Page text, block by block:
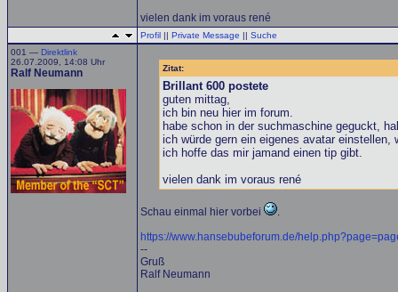
vielen dank im voraus rené
Profil || Private Message || Suche
001 — Direktlink
26.07.2009, 14:08 Uhr
Ralf Neumann Zitat:
Brillant 600 postete
guten mittag,
ich bin neu hier im forum.
habe schon in der suchmaschine geguckt,
ich würde gern ein eigenes avatar
ich hoffe das mir jamand einen tip gibt.
vielen dank im voraus rené
Schau einmal hier vorbei
.
https://www.hansebubeforum.de/
--
Gruß
Ralf Neumann